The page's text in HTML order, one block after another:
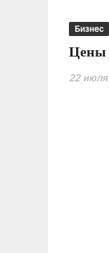
Бизнес
Цены
22